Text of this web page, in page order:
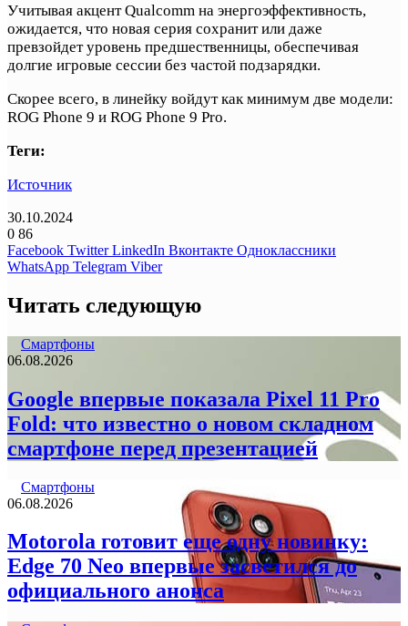
Учитывая акцент Qualcomm на энергоэффективность,
ожидается, что новая серия сохранит или даже
превзойдет уровень предшественницы, обеспечивая
долгие игровые сессии без частой подзарядки.
Скорее всего, в линейку войдут как минимум две модели:
ROG Phone 9 и ROG Phone 9 Pro.
Теги:
Источник
30.10.2024
0 86
Facebook Twitter LinkedIn Вконтакте Одноклассники
WhatsApp Telegram Viber
Читать следующую
Смартфоны
06.08.2026
Google впервые показала Pixel 11 Pro
Fold: что известно о новом складном
смартфоне перед презентацией
Смартфоны
06.08.2026
Motorola готовит еще одну новинку:
Edge 70 Neo впервые засветился до
официального анонса